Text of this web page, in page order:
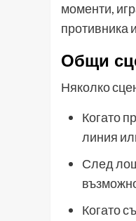
моменти,
противника
Общи
Няколко
Когато
линия
След
Когато